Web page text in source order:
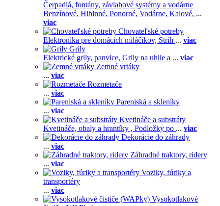
Čerpadlá, fontány, závlahové systémy a vodárne
Benzínové, Hlbinné, Ponorné, Vodárne, Kalové, ...
viac
Chovateľské potreby
Elektronika pre domácich miláčikov, Strih ... viac
Grily
Elektrické grily, panvice, Grily na uhlie a ... viac
Zemné vrtáky
... viac
Rozmetače
... viac
Pareniská a skleníky
... viac
Kvetináče a substráty
Kvetináče, obaly a hrantíky , Podložky po ... viac
Dekorácie do záhrady
... viac
Záhradné traktory, ridery
... viac
Voziky, fúriky a
transportéry
... viac
Vysokotlakové